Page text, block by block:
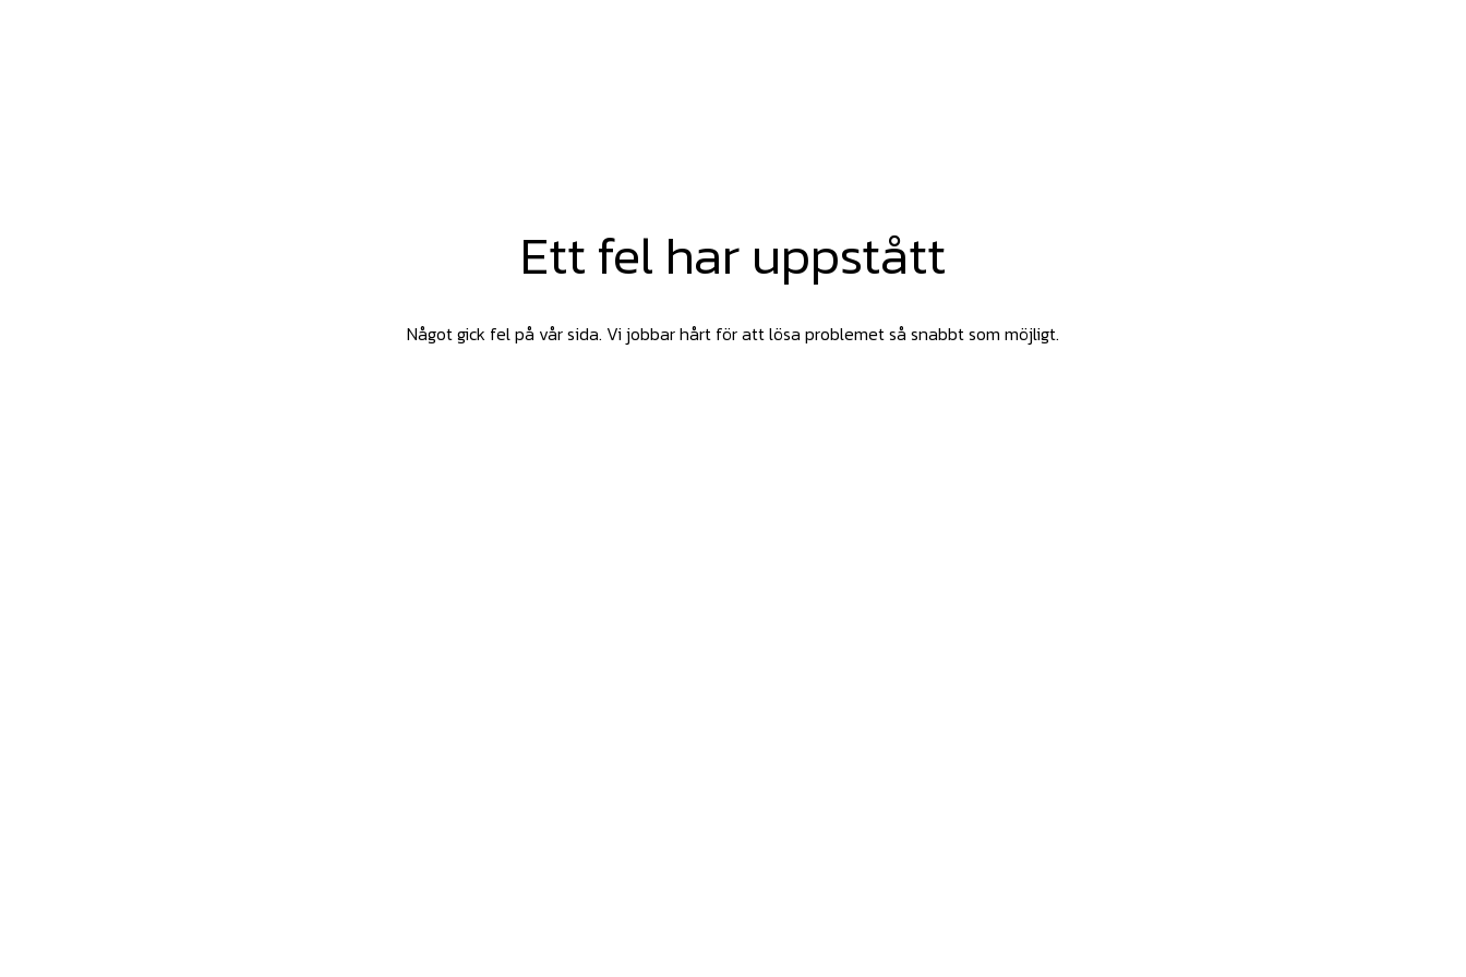
Ett fel har uppstått
Något gick fel på vår sida. Vi jobbar hårt för att lösa problemet så snabbt som möjligt.